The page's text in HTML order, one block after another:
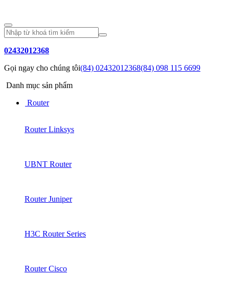
02432012368
Gọi ngay cho chúng tôi(84) 02432012368(84) 098 115 6699
Danh mục sản phẩm
Router
Router Linksys
UBNT Router
Router Juniper
H3C Router Series
Router Cisco